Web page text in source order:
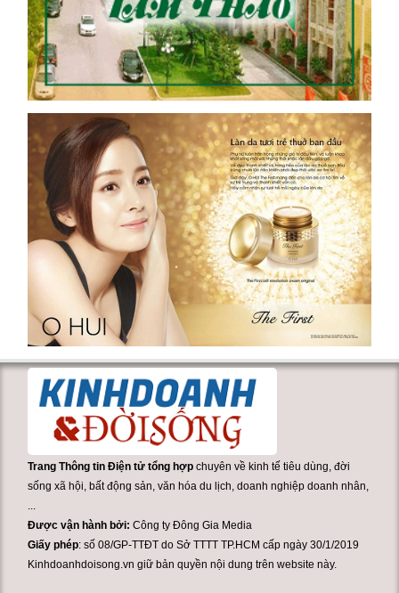
Trang Thông tin Điện tử tổng hợp chuyên về kinh tế tiêu dùng, đời
sống xã hội, bất động sản, văn hóa du lịch, doanh nghiệp doanh nhân,
...
Được vận hành bởi:Công ty Đông Gia Media
Giấy phép: số 08/GP-TTĐT do Sở TTTT TP.HCM cấp ngày 30/1/2019
Kinhdoanhdoisong.vn giữ bản quyền nội dung trên website này.